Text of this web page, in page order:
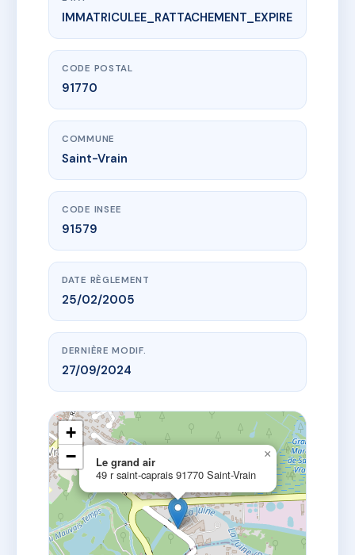
www.vme.plus/AA0245621
Le grand air
49 r saint-caprais
IMMATRICULEE_RATTACHEMENT_EXPIRE
CODE POSTAL
91770
COMMUNE
Saint-Vrain
CODE INSEE
91579
DATE RÈGLEMENT
25/02/2005
DERNIÈRE MODIF.
27/09/2024
Le grand air
49 r saint-caprais 91770 Saint-Vrain
×
+
−